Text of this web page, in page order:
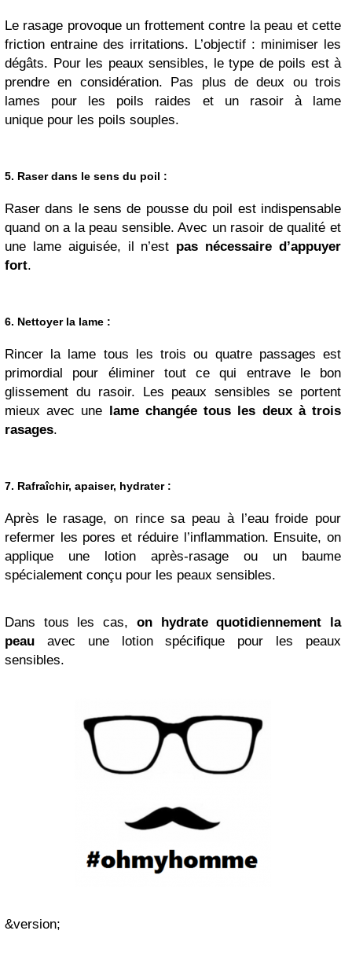
Le rasage provoque un frottement contre la peau et cette
friction entraine des irritations. L’objectif : minimiser les
dégâts. Pour les peaux sensibles, le type de poils est à
prendre en considération. Pas plus de deux ou trois
lames pour les poils raides et un rasoir à lame
unique pour les poils souples.
5. Raser dans le sens du poil :
Raser dans le sens de pousse du poil est indispensable
quand on a la peau sensible. Avec un rasoir de qualité et
une lame aiguisée, il n’est pas nécessaire d’appuyer
fort.
6. Nettoyer la lame :
Rincer la lame tous les trois ou quatre passages est
primordial pour éliminer tout ce qui entrave le bon
glissement du rasoir. Les peaux sensibles se portent
mieux avec une lame changée tous les deux à trois
rasages.
7. Rafraîchir, apaiser, hydrater :
Après le rasage, on rince sa peau à l’eau froide pour
refermer les pores et réduire l’inflammation. Ensuite, on
applique une lotion après-rasage ou un baume
spécialement conçu pour les peaux sensibles.
Dans tous les cas, on hydrate quotidiennement la
peau avec une lotion spécifique pour les peaux
sensibles.
&version;